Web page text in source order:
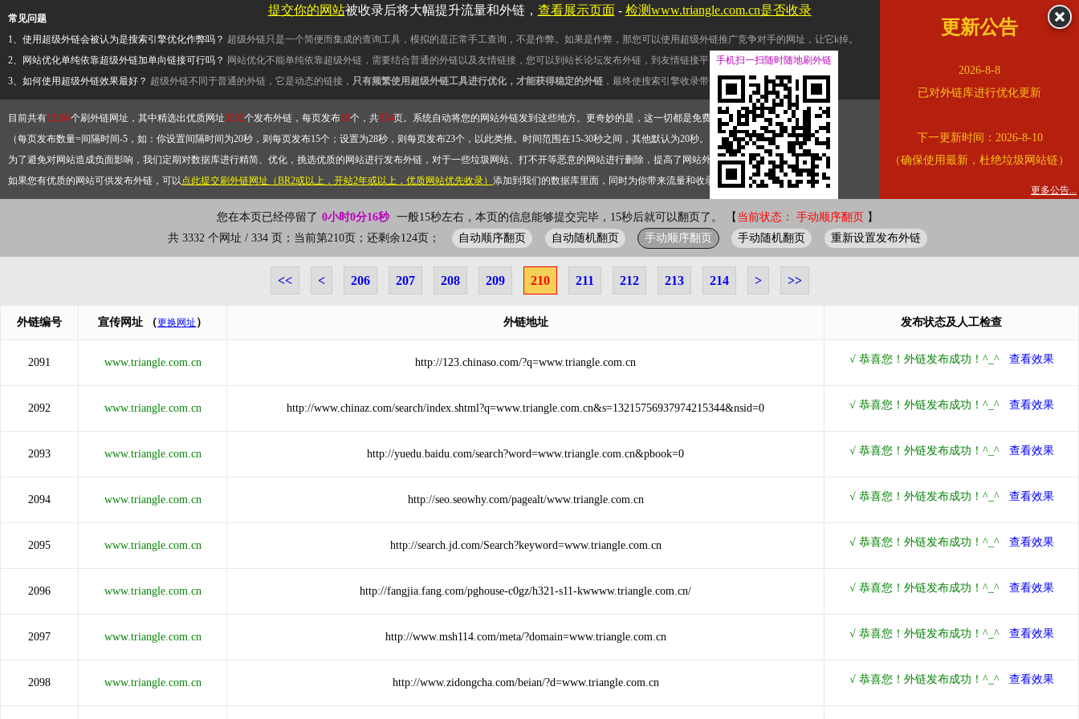
常见问题
1、使用超级外链会被认为是搜索引擎优化作弊吗？ 超级外链只是一个简便而集成的查询工具，模拟的是正常手工查询，不是作弊。如果是作弊，那您可以使用超级外链推广竞争对手的网址，让它k掉。
2、网站优化单纯依靠超级外链加单向链接可行吗？ 网站优化不能单纯依靠超级外链，需要结合普通的外链以及友情链接，您可以到站长论坛发布外链，到友情链接平台交换友情链接。
3、如何使用超级外链效果最好？ 超级外链不同于普通的外链，它是动态的链接， 只有频繁使用超级外链工具进行优化，才能获得稳定的外链 ，最终使搜索引擎收录带网址的查询页面。
目前共有13264个刷外链网址，其中精选出优质网址3332个发布外链，每页发布10个，共334页。系统自动将您的网站外链发到这些地方。更奇妙的是，这一切都是免费的。
（每页发布数量=间隔时间-5，如：你设置间隔时间为20秒，则每页发布15个；设置为28秒，则每页发布23个，以此类推。时间范围在15-30秒之间，其他默认为20秒。）
为了避免对网站造成负面影响，我们定期对数据库进行精简、优化，挑选优质的网站进行发布外链，对于一些垃圾网站、打不开等恶意的网站进行删除，提高了网站外链的质量。
如果您有优质的网站可供发布外链，可以点此提交刷外链网址（BR2或以上，开站2年或以上，优质网站优先收录） 添加到我们的数据库里面，同时为你带来流量和收录。 错误外链纠正
您在本页已经停留了 0小时0分17秒 一般15秒左右，本页的信息能够提交完毕，15秒后就可以翻页了。 【 当前状态： 手动顺序翻页 】
共 3332 个网址 / 334 页；当前第210页；还剩余124页；
自动顺序翻页 自动随机翻页 手动顺序翻页 手动随机翻页 重新设置发布外链
<< < 206 207 208 209 210 211 212 213 214 > >>
外链编号 宣传网址 （更换网址 ） 外链地址 发布状态及人工检查
2091 www.triangle.com.cn http://123.chinaso.com/?q=www.triangle.com.cn
2092 www.triangle.com.cn http://www.chinaz.com/search/index.shtml?q=www.triangle.com.cn&s=13215756937974215344&nsid=0
2093 www.triangle.com.cn http://yuedu.baidu.com/search?word=www.triangle.com.cn&pbook=0
2094 www.triangle.com.cn http://seo.seowhy.com/pagealt/www.triangle.com.cn
2095 www.triangle.com.cn http://search.jd.com/Search?keyword=www.triangle.com.cn
2096 www.triangle.com.cn http://fangjia.fang.com/pghouse-c0gz/h321-s11-kwwww.triangle.com.cn/
2097 www.triangle.com.cn http://www.msh114.com/meta/?domain=www.triangle.com.cn
2098 www.triangle.com.cn http://www.zidongcha.com/beian/?d=www.triangle.com.cn
提交你的网站被收录后将大幅提升流量和外链， 查看展示页面- 检测www.triangle.com.cn是否收录
更新公告
2026-8-8
已对外链库进行优化更新
下一更新时间：2026-8-10
（确保使用最新，杜绝垃圾网站链）
更多公告...
手机扫一扫随时随地刷外链